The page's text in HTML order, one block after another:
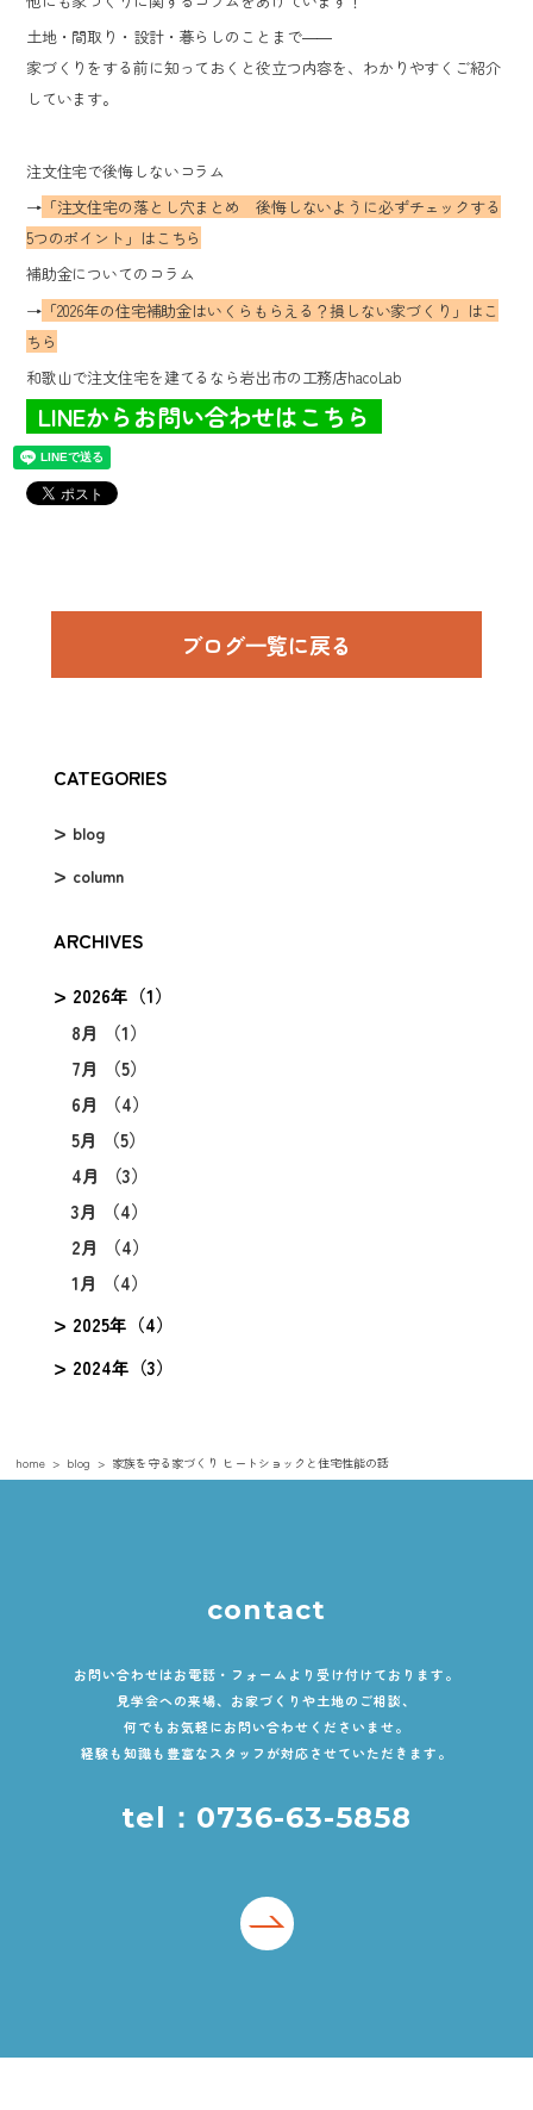
土地・間取り・設計・暮らしのことまで――
家づくりをする前に知っておくと役立つ内容を、わかりやすくご紹介
しています。
注文住宅で後悔しないコラム
→「注文住宅の落とし穴まとめ 後悔しないように必ずチェックする
5つのポイント」はこちら
補助金についてのコラム
→「2026年の住宅補助金はいくらもらえる？損しない家づくり」はこ
ちら
和歌山で注文住宅を建てるなら岩出市の工務店hacoLab
LINEからお問い合わせはこちら
ブログ⼀覧に戻る
CATEGORIES
blog
column
ARCHIVES
2026年（1）
8月 （1）
7月 （5）
6月 （4）
5月 （5）
4月 （3）
3月 （4）
2月 （4）
1月 （4）
2025年（4）
2024年（3）
home blog 家族を守る家づくり ヒートショックと住宅性能の話
contact
お問い合わせはお電話・フォームより受け付けております。
見学会への来場、お家づくりや土地のご相談、
何でもお気軽にお問い合わせくださいませ。
経験も知識も豊富なスタッフが対応させていただきます。
tel：0736-63-5858